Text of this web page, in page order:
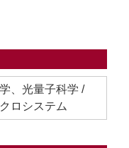
、光量子科学 /
ロシステム